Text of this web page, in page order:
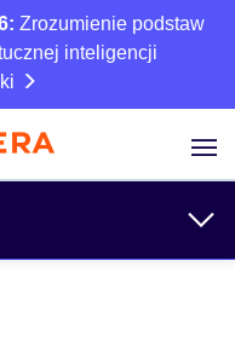
Zrozumienie podstaw
inteligencji